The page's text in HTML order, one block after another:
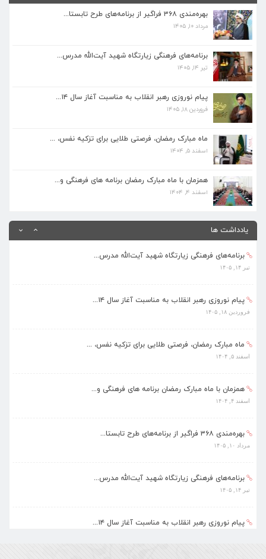
بهره‌مندی ۳۶۸ فراگیر از برنامه‌های طرح تابستا...
مرداد ۱۰, ۱۴۰۵
برنامه‌های فرهنگی زیارتگاه شهید آیت‌الله مدرس...
تیر ۱۴, ۱۴۰۵
پیام نوروزی رهبر انقلاب به مناسبت آغاز سال ۱۴...
فروردین ۱۸, ۱۴۰۵
ماه مبارک رمضان، فرصتی طلایی برای تزکیه نفس، ...
اسفند ۵, ۱۴۰۴
همزمان با ماه مبارک رمضان برنامه های فرهنگی و...
اسفند ۴, ۱۴۰۴
یادداشت ها
برنامه‌های فرهنگی زیارتگاه شهید آیت‌الله مدرس...
پیام نوروزی رهبر انقلاب به مناسبت آغاز سال ۱۴...
ماه مبارک رمضان، فرصتی طلایی برای تزکیه نفس، ...
اسفند ۵, ۱۴۰۴
همزمان با ماه مبارک رمضان برنامه های فرهنگی و...
اسفند ۴, ۱۴۰۴
مرداد ۱۰, ۱۴۰۵
برنامه‌های فرهنگی زیارتگاه شهید آیت‌الله مدرس...
تیر ۱۴, ۱۴۰۵
پیام نوروزی رهبر انقلاب به مناسبت آغاز سال ۱۴...
فروردین ۱۸, ۱۴۰۵
ماه مبارک رمضان، فرصتی طلایی برای تزکیه نفس، ...
اسفند ۵, ۱۴۰۴
همزمان با ماه مبارک رمضان برنامه های فرهنگی و...
اسفند ۴, ۱۴۰۴
بهره‌مندی ۳۶۸ فراگیر از برنامه‌های طرح تابستا...
مرداد ۱۰, ۱۴۰۵
برنامه‌های فرهنگی زیارتگاه شهید آیت‌الله مدرس...
تیر ۱۴, ۱۴۰۵
پیام نوروزی رهبر انقلاب به مناسبت آغاز سال ۱۴...